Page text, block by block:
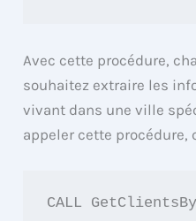
Avec cette procédure,
souhaitez extraire les
vivant dans une ville
appeler cette procédure,
CALL